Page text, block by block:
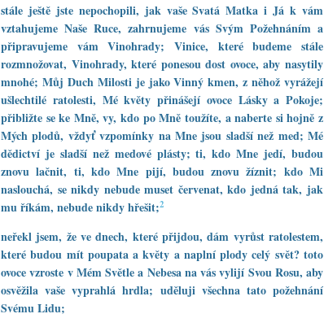
stále ještě jste nepochopili, jak vaše Svatá Matka i Já k vám
vztahujeme Naše Ruce, zahrnujeme vás Svým Požehnáním a
připravujeme vám Vinohrady; Vinice, které budeme stále
rozmnožovat, Vinohrady, které ponesou dost ovoce, aby nasytily
mnohé; Můj Duch Milosti je jako Vinný kmen, z něhož vyrážejí
ušlechtilé ratolesti, Mé květy přinášejí ovoce Lásky a Pokoje;
přibližte se ke Mně, vy, kdo po Mně toužíte, a naberte si hojně z
Mých plodů, vždyť vzpomínky na Mne jsou sladší než med; Mé
dědictví je sladší než medové plásty; ti, kdo Mne jedí, budou
znovu lačnit, ti, kdo Mne pijí, budou znovu žíznit; kdo Mi
naslouchá, se nikdy nebude muset červenat, kdo jedná tak, jak
mu říkám, nebude nikdy hřešit;2
neřekl jsem, že ve dnech, které přijdou, dám vyrůst ratolestem,
které budou mít poupata a květy a naplní plody celý svět? toto
ovoce vzroste v Mém Světle a Nebesa na vás vylijí Svou Rosu, aby
osvěžila vaše vyprahlá hrdla; uděluji všechna tato požehnání
Svému Lidu;